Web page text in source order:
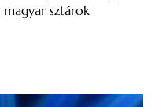
sztárok